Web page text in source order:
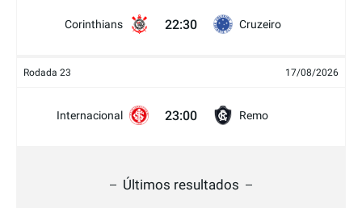
Corinthians 22:30 Cruzeiro
Rodada 23 17/08/2026
Internacional 23:00 Remo
Últimos resultados